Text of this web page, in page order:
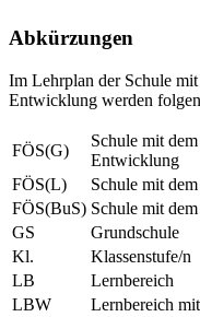
Abkürzungen
Im Lehrplan der Schule
Entwicklung werden
FÖS(G)
Schule mit
Entwicklung
FÖS(L)
Schule mit
FÖS(BuS) Schule mit
GS
Grundschule
Kl.
Klassenstufe/n
LB
Lernbereich
LBW
Lernbereich